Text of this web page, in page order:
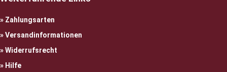
Zahlungsarten
Versandinformationen
Widerrufsrecht
Hilfe